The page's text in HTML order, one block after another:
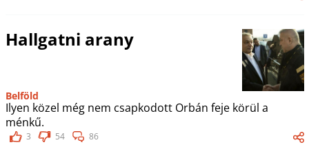
Hallgatni arany
Belföld
Ilyen közel még nem csapkodott Orbán feje körül a
ménkű.
3 54 86